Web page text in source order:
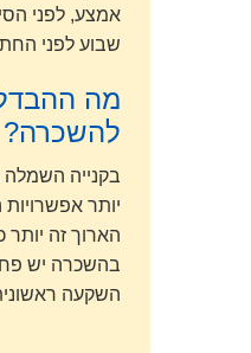
אמצע, לפני
שבוע לפני
מה ההבדל
להשכרה?
בקנייה
יותר
הארוך זה יותר
בהשכרה יש
השקעה